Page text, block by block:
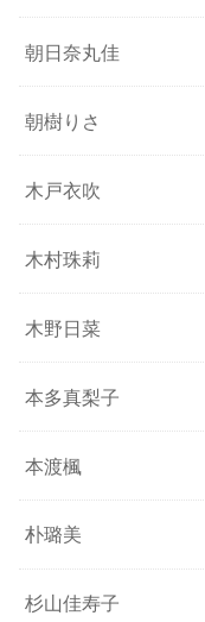
朝日奈丸佳
朝樹りさ
木戸衣吹
木村珠莉
木野日菜
本多真梨子
本渡楓
朴璐美
杉山佳寿子